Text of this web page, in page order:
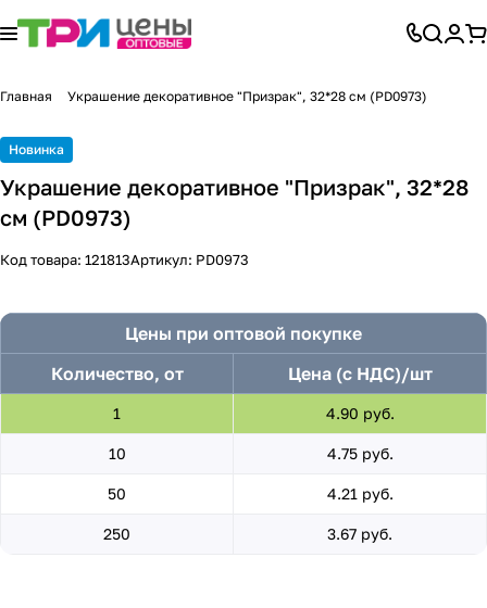
Главная Украшение декоративное "Призрак", 32*28 см (PD0973)
Новинка
Украшение декоративное "Призрак", 32*28
см (PD0973)
Код товара: 121813Артикул: PD0973
Цены при оптовой покупке
Количество, от
Цена (с НДС)/шт
1 4.90 руб.
10 4.75 руб.
50 4.21 руб.
250 3.67 руб.